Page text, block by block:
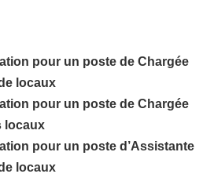
pour un poste de Chargée
locaux
pour un poste de Chargée
locaux
pour un poste d’Assistante
locaux